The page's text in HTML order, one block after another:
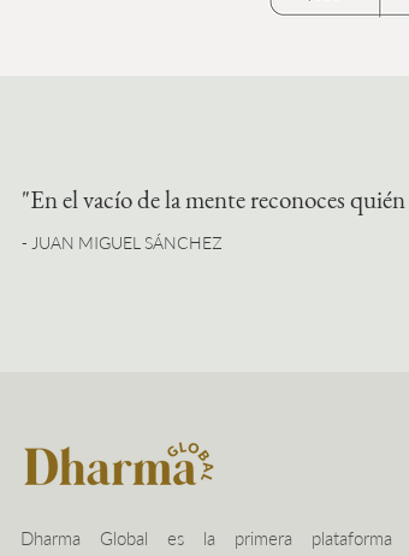
"En el vacío de la mente reconoces quién
- JUAN MIGUEL SÁNCHEZ
Dharma Global es la primera plataforma